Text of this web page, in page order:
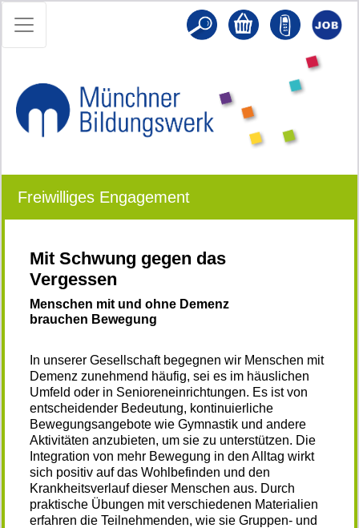
Freiwilliges Engagement
Mit Schwung gegen das
Vergessen
Menschen mit und ohne Demenz
brauchen Bewegung
In unserer Gesellschaft begegnen wir Menschen mit
Demenz zunehmend häufig, sei es im häuslichen
Umfeld oder in Senioreneinrichtungen. Es ist von
entscheidender Bedeutung, kontinuierliche
Bewegungsangebote wie Gymnastik und andere
Aktivitäten anzubieten, um sie zu unterstützen. Die
Integration von mehr Bewegung in den Alltag wirkt
sich positiv auf das Wohlbefinden und den
Krankheitsverlauf dieser Menschen aus. Durch
praktische Übungen mit verschiedenen Materialien
erfahren die Teilnehmenden, wie sie Gruppen- und